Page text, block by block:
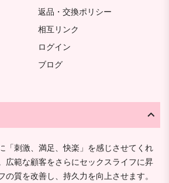
返品・交換ポリシー
相互リンク
ログイン
ブログ
「刺激、満足、快楽」を感じさせてくれ
広範な顧客をさらにセックスライフに昇
の質を改善し、持久力を向上させます。